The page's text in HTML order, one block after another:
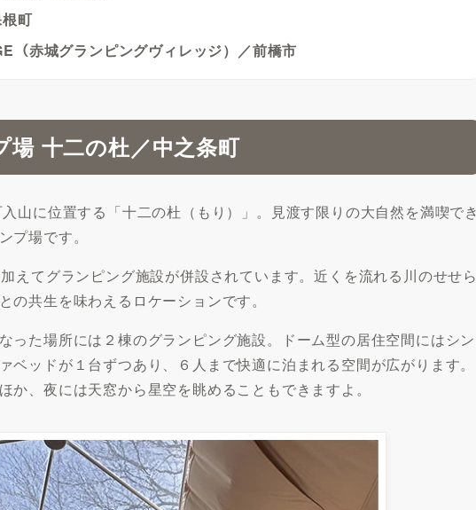
町
赤城グランピングヴィレッジ）／前橋市
十二の杜／中之条町
山に位置する「十二の杜（もり）」。見渡す限りの大自然を満喫で
プ場です。
えてグランピング施設が併設されています。近くを流れる川のせせ
共生を味わえるロケーションです。
った場所には２棟のグランピング施設。ドーム型の居住空間にはシン
ベッドが１台ずつあり、６人まで快適に泊まれる空間が広がります。
か、夜には天窓から星空を眺めることもできますよ。